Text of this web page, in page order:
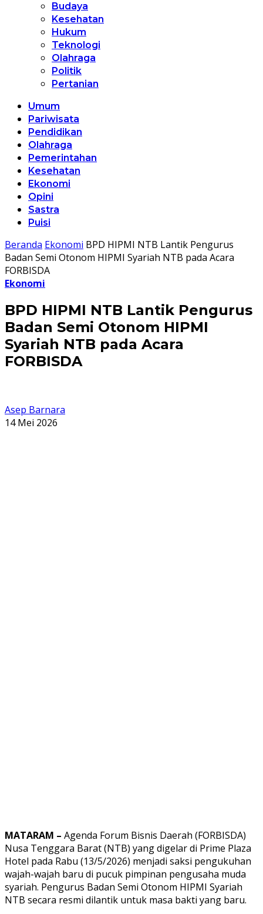
Budaya
Kesehatan
Hukum
Teknologi
Olahraga
Politik
Pertanian
Umum
Pariwisata
Pendidikan
Olahraga
Pemerintahan
Kesehatan
Ekonomi
Opini
Sastra
Puisi
Beranda Ekonomi BPD HIPMI NTB Lantik Pengurus
Badan Semi Otonom HIPMI Syariah NTB pada Acara
FORBISDA
Ekonomi
BPD HIPMI NTB Lantik Pengurus
Badan Semi Otonom HIPMI
Syariah NTB pada Acara
FORBISDA
Asep Barnara
14 Mei 2026
MATARAM – Agenda Forum Bisnis Daerah (FORBISDA)
Nusa Tenggara Barat (NTB) yang digelar di Prime Plaza
Hotel pada Rabu (13/5/2026) menjadi saksi pengukuhan
wajah-wajah baru di pucuk pimpinan pengusaha muda
syariah. Pengurus Badan Semi Otonom HIPMI Syariah
NTB secara resmi dilantik untuk masa bakti yang baru.